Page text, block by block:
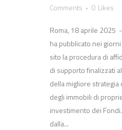
Comments
0 Likes
Roma, 18 aprile 2025 -
ha pubblicato nei
sito la procedura di
di supporto finalizzati
della migliore
degli immobili di
investimento dei
dalla...